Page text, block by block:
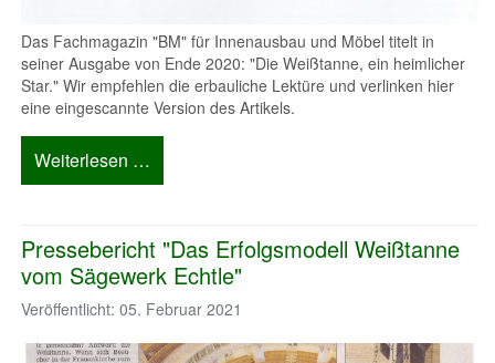
Das Fachmagazin "BM" für Innenausbau und Möbel titelt in
seiner Ausgabe von Ende 2020: "Die Weißtanne, ein heimlicher
Star." Wir empfehlen die erbauliche Lektüre und verlinken hier
eine eingescannte Version des Artikels.
Weiterlesen …
Pressebericht "Das Erfolgsmodell Weißtanne
vom Sägewerk Echtle"
Veröffentlicht: 05. Februar 2021